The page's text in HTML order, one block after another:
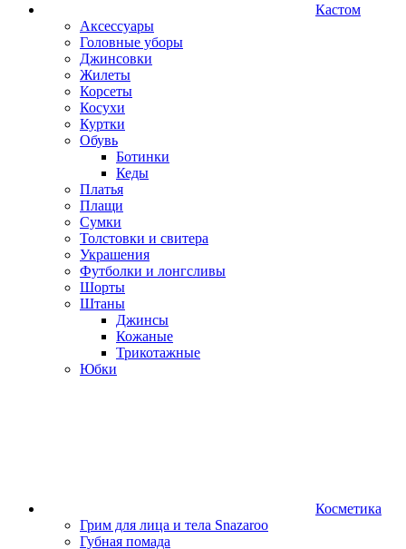
Кастом
Аксессуары
Головные уборы
Джинсовки
Жилеты
Корсеты
Косухи
Куртки
Обувь
Ботинки
Кеды
Платья
Плащи
Сумки
Толстовки и свитера
Украшения
Футболки и лонгсливы
Шорты
Штаны
Джинсы
Кожаные
Трикотажные
Юбки
Косметика
Грим для лица и тела Snazaroo
Губная помада